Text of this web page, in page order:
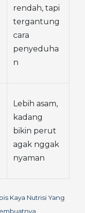
rendah, tapi
tergantung
cara
penyeduha
n
Lebih asam,
kadang
bikin perut
agak nggak
nyaman
Kaya Nutrisi Yang